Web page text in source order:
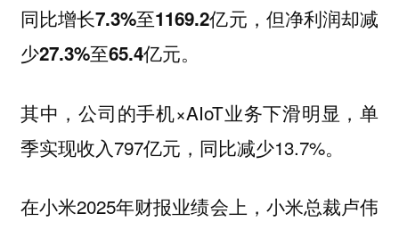
同比增长7.3%至1169.2亿元，但净利润却减
少27.3%至65.4亿元。
其中，公司的手机×AIoT业务下滑明显，单
季实现收入797亿元，同比减少13.7%。
在小米2025年财报业绩会上，小米总裁卢伟